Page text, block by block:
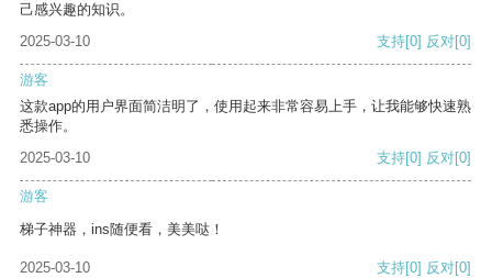
己感兴趣的知识。
2025-03-10
支持[0] 反对[0]
游客
这款app的用户界面简洁明了，使用起来非常容易上手，让我能够快速熟
悉操作。
2025-03-10
支持[0] 反对[0]
游客
梯子神器，ins随便看，美美哒！
2025-03-10 支持[0] 反对[0]